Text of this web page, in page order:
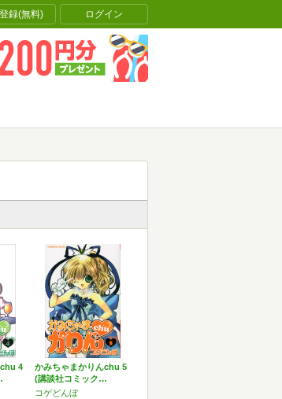
録(無料) ログイン
4
かみちゃまかりんchu 5
(講談社コミック…
コゲどんぼ